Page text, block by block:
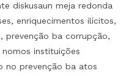
diskusaun meja redonda
enriquecimentos ilícitos,
prevenção ba corrupção,
instituições
no prevenção ba atos